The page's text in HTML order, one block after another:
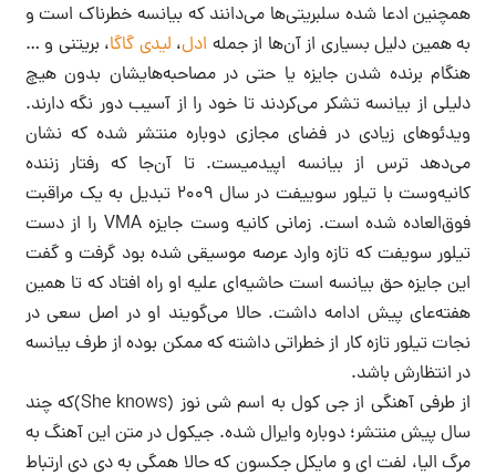
همچنین ادعا شده سلبریتی‌ها می‌دانند که بیانسه خطرناک است و
به همین دلیل بسیاری از آن‌ها از جمله ادل، لیدی گاگا، بریتنی و …
هنگام برنده شدن جایزه یا حتی در مصاحبه‌هایشان بدون هیچ
دلیلی از بیانسه تشکر می‌کردند تا خود را از آسیب دور نگه دارند.
ویدئوهای زیادی در فضای مجازی دوباره منتشر شده که نشان
می‌دهد ترس از بیانسه اپیدمیست. تا آن‌جا که رفتار زننده
کانیه‌وست با تیلور سوییفت در سال ۲۰۰۹ تبدیل به یک مراقبت
فوق‌العاده شده است. زمانی کانیه وست جایزه VMA را از دست
تیلور سویفت که تازه وارد عرصه موسیقی شده بود گرفت و گفت
این جایزه حق بیانسه است حاشیه‌ای علیه او راه افتاد که تا همین
هفته‌‌عای پیش ادامه داشت. حالا می‌گویند او در اصل سعی در
نجات تیلور تازه کار از خطراتی داشته که ممکن بوده از طرف بیانسه
در انتظارش باشد.
از طرفی آهنگی از جی کول به اسم شی نوز (She knows)که چند
سال پیش منتشر؛ دوباره وایرال شده. جیکول در متن این آهنگ به
مرگ الیا، لفت ای و مایکل جکسون که حالا همگی به دی دی ارتباط